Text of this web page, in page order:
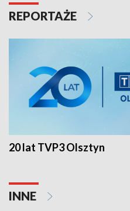
REPORTAŻE
20 lat TVP3 Olsztyn
INNE